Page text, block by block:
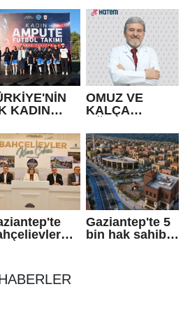
KADIN
GAZİ
OMUZ VE
KALÇA
NEDENİ
POLİMİYALJİ
ROMATİKA
OLABİLİR
kişi
Gaziantep'te 5
bin hak sahibi